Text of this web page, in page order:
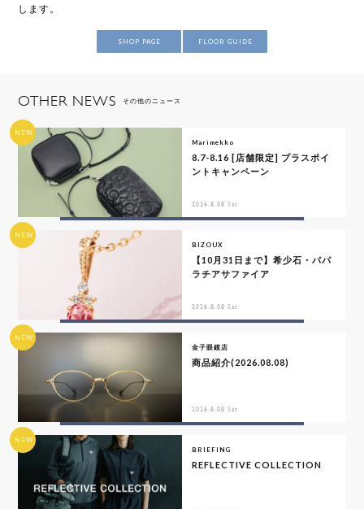
します。
SHOP PAGE FLOOR GUIDE
OTHER NEWS その他のニュース
NEW
Marimekko
8.7-8.16 [店舗限定] プラスポイ
ントキャンペーン
2026.8.08 Sat
NEW
BIZOUX
【10月31日まで】希少石・パパ
ラチアサファイア
2026.8.08 Sat
NEW
金子眼鏡店
商品紹介(2026.08.08)
2026.8.08 Sat
NEW
BRIEFING
REFLECTIVE COLLECTION